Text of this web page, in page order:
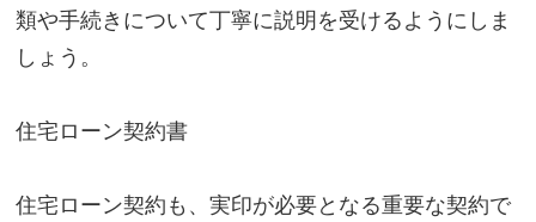
類や手続きについて丁寧に説明を受けるようにしま
しょう。
住宅ローン契約書
住宅ローン契約も、実印が必要となる重要な契約で